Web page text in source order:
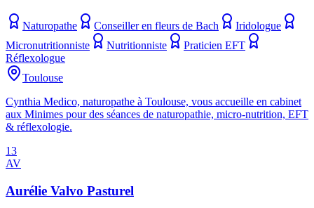
Naturopathe Conseiller en fleurs de Bach
Iridologue
Micronutritionniste
Nutritionniste
Praticien EFT
Réflexologue
Toulouse
Cynthia Medico, naturopathe à Toulouse, vous accueille en cabinet
aux Minimes pour des séances de naturopathie, micro-nutrition, EFT
& réflexologie.
13
AV
Aurélie Valvo Pasturel